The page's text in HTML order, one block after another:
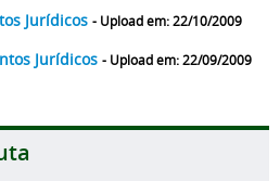
Jurídicos - Upload em: 22/10/2009
Jurídicos - Upload em: 22/09/2009